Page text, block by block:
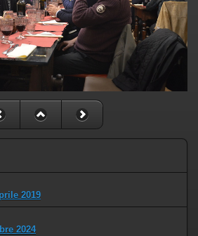
2019
2024